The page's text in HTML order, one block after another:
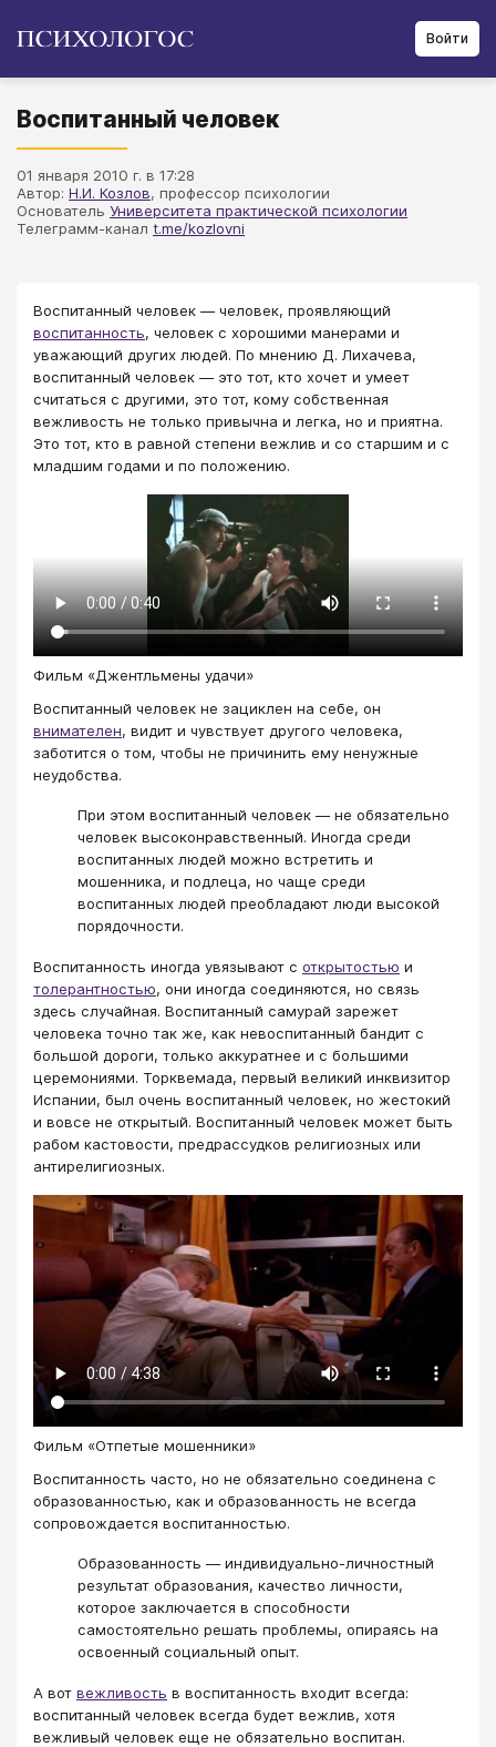
Войти
Воспитанный человек
01 января 2010 г. в 17:28
Автор: Н.И. Козлов, профессор психологии
Основатель Университета практической психологии
Телеграмм-канал t.me/kozlovni
Воспитанный человек — человек, проявляющий
воспитанность, человек с хорошими манерами и
уважающий других людей. По мнению Д. Лихачева,
воспитанный человек — это тот, кто хочет и умеет
считаться с другими, это тот, кому собственная
вежливость не только привычна и легка, но и приятна.
Это тот, кто в равной степени вежлив и со старшим и с
младшим годами и по положению.
Фильм «Джентльмены удачи»
Воспитанный человек не зациклен на себе, он
внимателен, видит и чувствует другого человека,
заботится о том, чтобы не причинить ему ненужные
неудобства.
При этом воспитанный человек — не обязательно
человек высоконравственный. Иногда среди
воспитанных людей можно встретить и
мошенника, и подлеца, но чаще среди
воспитанных людей преобладают люди высокой
порядочности.
Воспитанность иногда увязывают с открытостью и
толерантностью, они иногда соединяются, но связь
здесь случайная. Воспитанный самурай зарежет
человека точно так же, как невоспитанный бандит с
большой дороги, только аккуратнее и с большими
церемониями. Торквемада, первый великий инквизитор
Испании, был очень воспитанный человек, но жестокий
и вовсе не открытый. Воспитанный человек может быть
рабом кастовости, предрассудков религиозных или
антирелигиозных.
Фильм «Отпетые мошенники»
Воспитанность часто, но не обязательно соединена с
образованностью, как и образованность не всегда
сопровождается воспитанностью.
Образованность — индивидуально-личностный
результат образования, качество личности,
которое заключается в способности
самостоятельно решать проблемы, опираясь на
освоенный социальный опыт.
А вот вежливость в воспитанность входит всегда:
воспитанный человек всегда будет вежлив, хотя
вежливый человек еще не обязательно воспитан.